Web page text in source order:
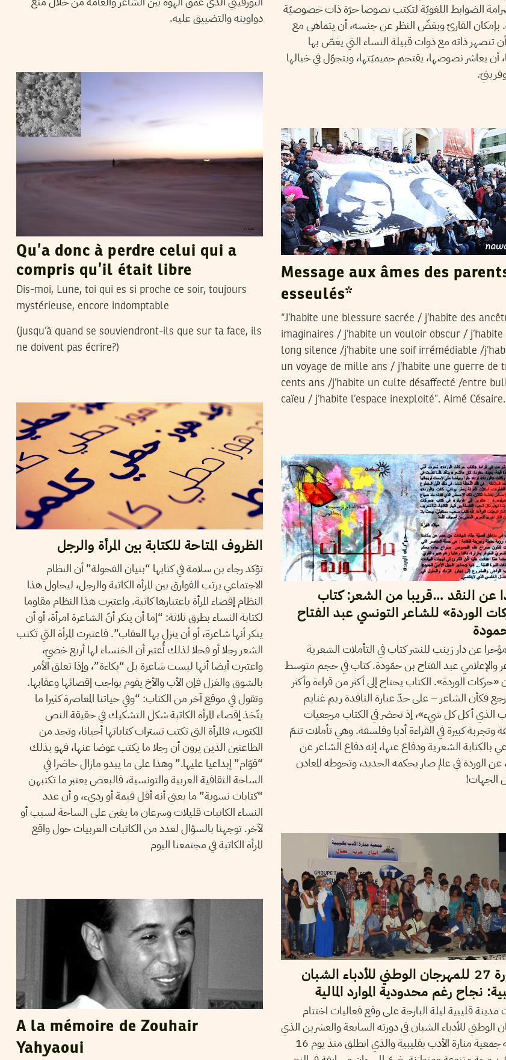
الضوابط اللغويّة لتكتب نصوصا حرّة ذات خصوصيّة
بإمكان القارئ وبغضّ النظر عن جنسه، أن يتماهى مع
تنصهر ذاته مع ذوات قبيلة النساء التي يغصّ بها
أن يعاشر نصوصها، يقتحم حميميّتها، ويتجوّل في خيالها
دواوينه والتضييق عليه.
Qu’a donc à perdre celui qui a
compris qu’il était libre
Dis-moi, Lune, toi qui es si proche ce soir, toujours
mystérieuse, encore indomptable
(jusqu’à quand se souviendront-ils que sur ta face, ils
ne doivent pas écrire?)
Message aux âmes des
esseulés*
“J’habite une blessure sacrée / j’habite des
imaginaires / j’habite un vouloir obscur / j’habite
long silence /j’habite une soif irrémédiable /
un voyage de mille ans / j’habite une guerre de
cents ans /j’habite un culte désaffecté /entre
caïeu / j’habite l’espace inexploité”. Aimé Césaire.
الظروف المتاحة للكتابة بين المرأة والرجل
تؤكد رجاء بن سلامة في كتابها “بنيان الفحولة” أن النظام
الاجتماعي يرتب الفوارق بين المرأة الكاتبة والرجل، ليحاول هذا
النظام إقصاء المرأة باعتبارها كاتبة. واعتبرت هذا النظام مقاوما
لكتابة النساء بطرق ثلاثة: “إما أن ينكر أنّ الشاعرة امرأة، أو أن
ينكر أنها شاعرة، أو أن ينزل بها العقاب”. فاعتبرت المرأة التي تكتب
الشعر رجلا أو فحلا لذلك أُعتبر أن الخنساء لها أربع خصيّ،
واعتبرت أيضا أنها ليست شاعرة بل “بكاءة”، وإذا تعلق الأمر
بالشوق والغزل فإن الأب والأخ يقوم بواجب إقصائها وعقابها.
وتقول في موقع آخر من الكتاب: “وفي حياتنا المعاصرة كثيرا ما
يتّخذ إقصاء المرأة الكاتبة شكل التشكيك في حقيقة النص
المكتوب، فالمرأة التي تكتب تستراب كتاباتها أحيانا، وتجد من
الطاعنين الذين يرون أن رجلا ما يكتب عوضا عنها، فهو بذلك
“قوّام” إبداعيا عليها.” وهذا على ما يبدو مازال حاضرا في
الساحة الثقافية العربية والتونسية، فالبعض يعتبر ما تكتبهن
“كتابات نسوية” ما يعني أنه أقل قيمة أو رديء، و أن عدد
النساء الكاتبات قليلات وسرعان ما يغبن على الساحة لسبب أو
لآخر. توجهنا بالسؤال لعدد من الكاتبات العربيات حول واقع
المرأة الكاتبة في مجتمعنا اليوم
عن النقد …قريبا من الشعر: كتاب
الوردة» للشاعر التونسي عبد الفتاح
عن دار زينب للنشر كتاب في التأملات الشعرية
والإعلامي عبد الفتاح بن حمّودة. كتاب في حجم متوسط
«حركات الوردة». الكتاب يحتاج إلى أكثر من قراءة وأكثر
فكأن الشاعر – على حدّ عبارة الناقدة ريم غنايم
الذي أكل كل شيء»، إذ تحضر في الكتاب مرجعيات
وتجربة كبيرة في القراءة أدبا وفلسفة. وهي تأملات تنمّ
بالكتابة الشعرية ودفاع عنها، إنه دفاع الشاعر عن
عن الوردة في عالم صار يحكمه الحديد، وتحوطه المعادن
الجهات!
الدورة 27 للمهرجان الوطني للأدباء الشبان
نجاح رغم محدودية الموارد المالية
قليبية ليلة البارحة على وقع فعاليات اختتام
الوطني للأدباء الشبان في دورته السابعة والعشرين الذي
نظمته جمعية منارة الأدب بقليبية والذي انطلق منذ يوم 16
A la mémoire de Zouhair
Yahyaoui